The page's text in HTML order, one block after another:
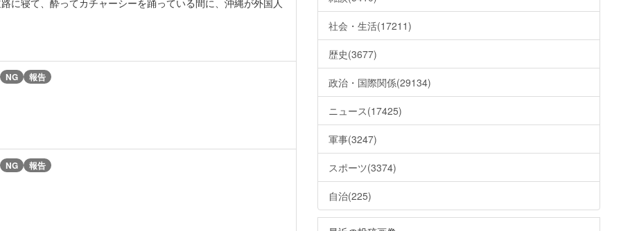
NG 報告
NG 報告
社会・生活(17211)
歴史(3677)
政治・国際関係(29134)
ニュース(17425)
軍事(3247)
スポーツ(3374)
自治(225)